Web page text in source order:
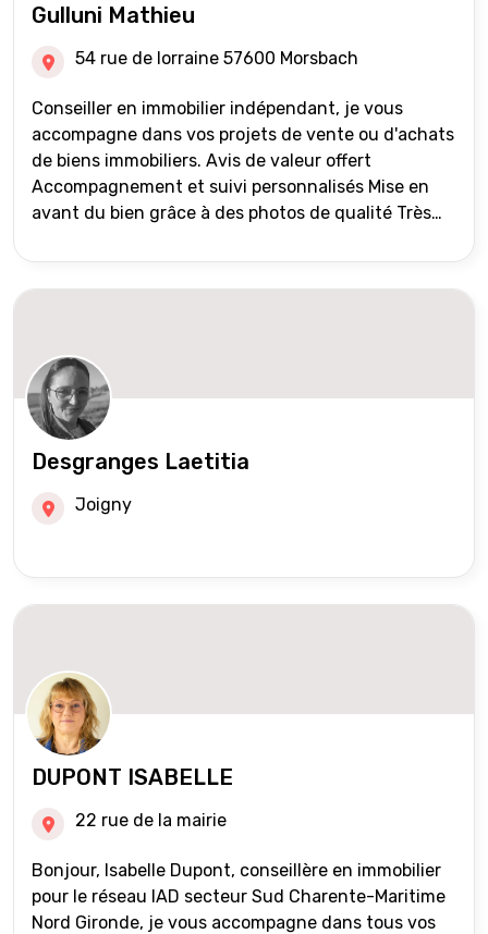
Gulluni Mathieu
54 rue de lorraine 57600 Morsbach
Conseiller en immobilier indépendant, je vous
accompagne dans vos projets de vente ou d'achats
de biens immobiliers. Avis de valeur offert
Accompagnement et suivi personnalisés Mise en
avant du bien grâce à des photos de qualité Très
international) Validation du financement des
acquéreurs auprès de partenaires financiers
réseau Iad France et Iad Deutschland Inter agence
Desgranges Laetitia
Joigny
DUPONT ISABELLE
22 rue de la mairie
Bonjour, Isabelle Dupont, conseillère en immobilier
pour le réseau IAD secteur Sud Charente-Maritime
Nord Gironde, je vous accompagne dans tous vos